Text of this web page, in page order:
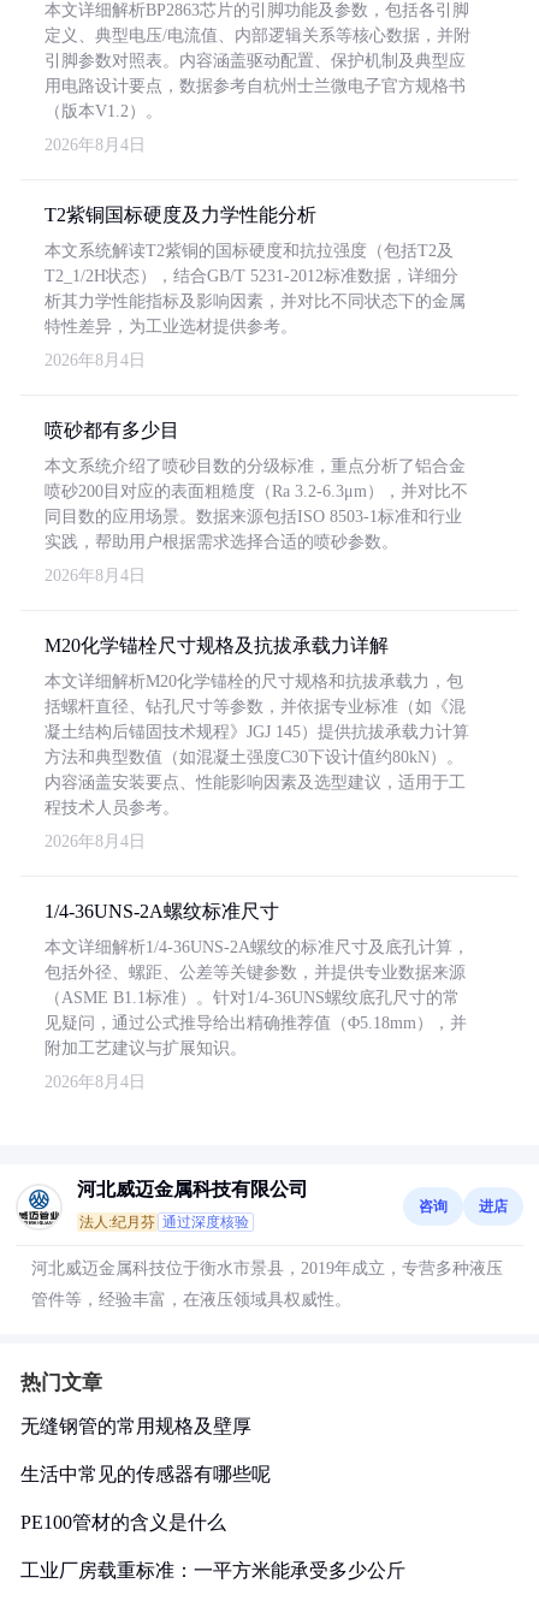
本文详细解析BP2863芯片的引脚功能及参数，包括各引脚
定义、典型电压/电流值、内部逻辑关系等核心数据，并附
引脚参数对照表。内容涵盖驱动配置、保护机制及典型应
用电路设计要点，数据参考自杭州士兰微电子官方规格书
（版本V1.2）。
2026年8月4日
T2紫铜国标硬度及力学性能分析
本文系统解读T2紫铜的国标硬度和抗拉强度（包括T2及
T2_1/2H状态），结合GB/T 5231-2012标准数据，详细分
析其力学性能指标及影响因素，并对比不同状态下的金属
特性差异，为工业选材提供参考。
2026年8月4日
喷砂都有多少目
本文系统介绍了喷砂目数的分级标准，重点分析了铝合金
喷砂200目对应的表面粗糙度（Ra 3.2-6.3μm），并对比不
同目数的应用场景。数据来源包括ISO 8503-1标准和行业
实践，帮助用户根据需求选择合适的喷砂参数。
2026年8月4日
M20化学锚栓尺寸规格及抗拔承载力详解
本文详细解析M20化学锚栓的尺寸规格和抗拔承载力，包
括螺杆直径、钻孔尺寸等参数，并依据专业标准（如《混
凝土结构后锚固技术规程》JGJ 145）提供抗拔承载力计算
方法和典型数值（如混凝土强度C30下设计值约80kN）。
内容涵盖安装要点、性能影响因素及选型建议，适用于工
程技术人员参考。
2026年8月4日
1/4-36UNS-2A螺纹标准尺寸
本文详细解析1/4-36UNS-2A螺纹的标准尺寸及底孔计算，
包括外径、螺距、公差等关键参数，并提供专业数据来源
（ASME B1.1标准）。针对1/4-36UNS螺纹底孔尺寸的常
见疑问，通过公式推导给出精确推荐值（Φ5.18mm），并
附加工艺建议与扩展知识。
2026年8月4日
河北威迈金属科技有限公司
法人:纪月芬 通过深度核验
咨询 进店
河北威迈金属科技位于衡水市景县，2019年成立，专营多种液压
管件等，经验丰富，在液压领域具权威性。
热门文章
无缝钢管的常用规格及壁厚
生活中常见的传感器有哪些呢
PE100管材的含义是什么
工业厂房载重标准：一平方米能承受多少公斤